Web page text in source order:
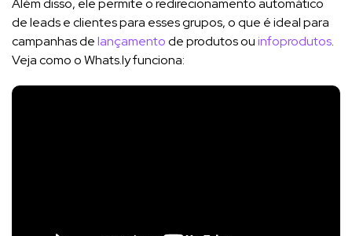
Além disso, ele permite o redirecionamento automático
de leads e clientes para esses grupos, o que é ideal para
campanhas delançamentode produtos ouinfoprodutos.
Veja como o Whats.ly funciona: